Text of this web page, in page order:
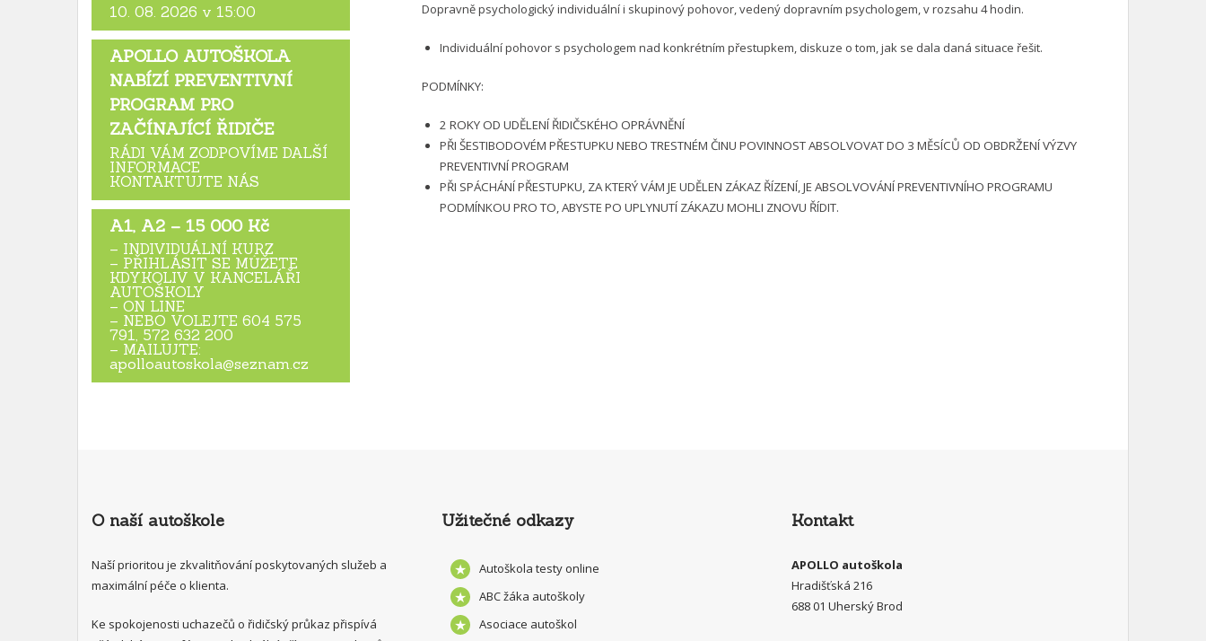
Dopravně psychologický individuální i skupinový pohovor, vedený dopravním psychologem, v rozsahu 4 hodin.
Individuální pohovor s psychologem nad konkrétním přestupkem, diskuze o tom, jak se dala daná situace řešit.
PODMÍNKY:
2 ROKY OD UDĚLENÍ ŘIDIČSKÉHO OPRÁVNĚNÍ
PŘI ŠESTIBODOVÉM PŘESTUPKU NEBO TRESTNÉM ČINU POVINNOST ABSOLVOVAT DO 3 MĚSÍCŮ OD OBDRŽENÍ VÝZVY
PREVENTIVNÍ PROGRAM
PŘI SPÁCHÁNÍ PŘESTUPKU, ZA KTERÝ VÁM JE UDĚLEN ZÁKAZ ŘÍZENÍ, JE ABSOLVOVÁNÍ PREVENTIVNÍHO PROGRAMU
PODMÍNKOU PRO TO, ABYSTE PO UPLYNUTÍ ZÁKAZU MOHLI ZNOVU ŘÍDIT.
10. 08. 2026 v 15:00
APOLLO AUTOŠKOLA
NABÍZÍ PREVENTIVNÍ
PROGRAM PRO
ZAČÍNAJÍCÍ ŘIDIČE
RÁDI VÁM ZODPOVÍME DALŠÍ
INFORMACE
KONTAKTUJTE NÁS
A1, A2 – 15 000 Kč
– INDIVIDUÁLNÍ KURZ
– PŘIHLÁSIT SE MŮŽETE
KDYKOLIV V KANCELÁŘI
AUTOŠKOLY
– ON LINE
– NEBO VOLEJTE 604 575
791, 572 632 200
– MAILUJTE:
apolloautoskola@seznam.cz
O naší autoškole
Naší prioritou je zkvalitňování poskytovaných služeb a
maximální péče o klienta.
Ke spokojenosti uchazečů o řidičský průkaz přispívá
Užitečné odkazy
Autoškola testy online
ABC žáka autoškoly
Asociace autoškol
Kontakt
APOLLO autoškola
Hradišťská 216
688 01 Uherský Brod